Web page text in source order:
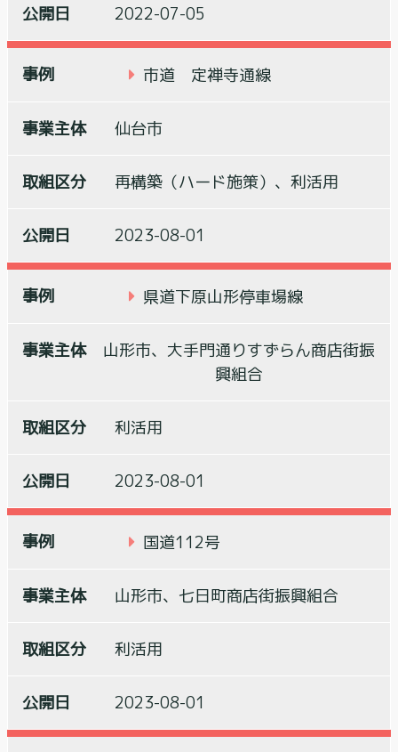
2022-07-05
市道 定禅寺通線
仙台市
再構築（ハード施策）、利活用
2023-08-01
県道下原山形停車場線
山形市、大手門通りすずらん商店街振
興組合
利活用
2023-08-01
国道112号
山形市、七日町商店街振興組合
利活用
2023-08-01